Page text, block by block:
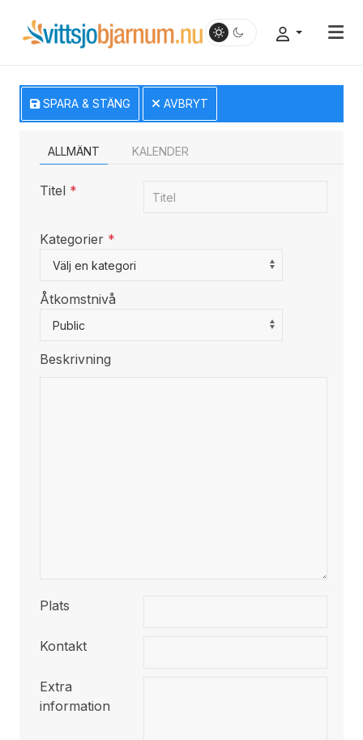
SPARA & STÄNG AVBRYT
ALLMÄNT KALENDER
Titel *
Kategorier *
Select a Category to filter list
Välj en kategori
Åtkomstnivå
Public
Beskrivning
Plats
Kontakt
Extra
information